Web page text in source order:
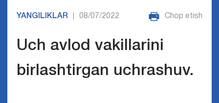
YANGILIKLAR 08/07/2022 Chop etish
Uch avlod vakillarini
birlashtirgan uchrashuv.